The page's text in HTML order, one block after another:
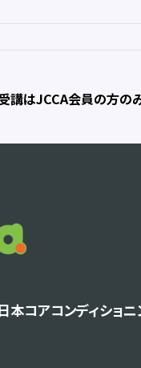
講はJCCA会員の方のみ
本コアコンディショ